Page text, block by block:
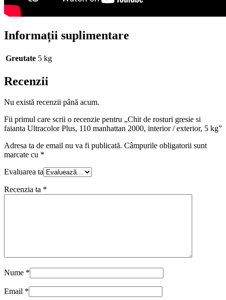
Informații suplimentare
Greutate 5 kg
Recenzii
Nu există recenzii până acum.
Fii primul care scrii o recenzie pentru „Chit de rosturi gresie si
faianta Ultracolor Plus, 110 manhattan 2000, interior / exterior, 5 kg”
Adresa ta de email nu va fi publicată. Câmpurile obligatorii sunt
marcate cu *
Evaluarea ta
Recenzia ta *
Nume *
Email *